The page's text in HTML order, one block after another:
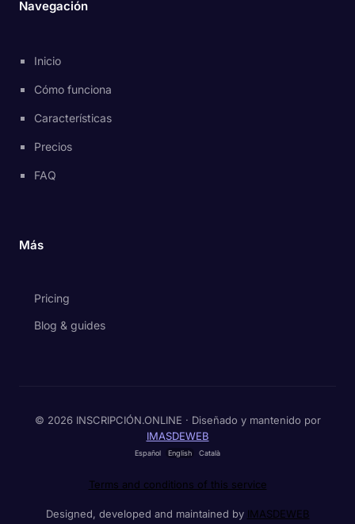
Navegación
Inicio
Cómo funciona
Características
Precios
FAQ
Más
Pricing
Blog & guides
© 2026 INSCRIPCIÓN.ONLINE · Diseñado y mantenido por
IMASDEWEB
Español English Català
Terms and conditions of this service
Designed, developed and maintained by IMASDEWEB